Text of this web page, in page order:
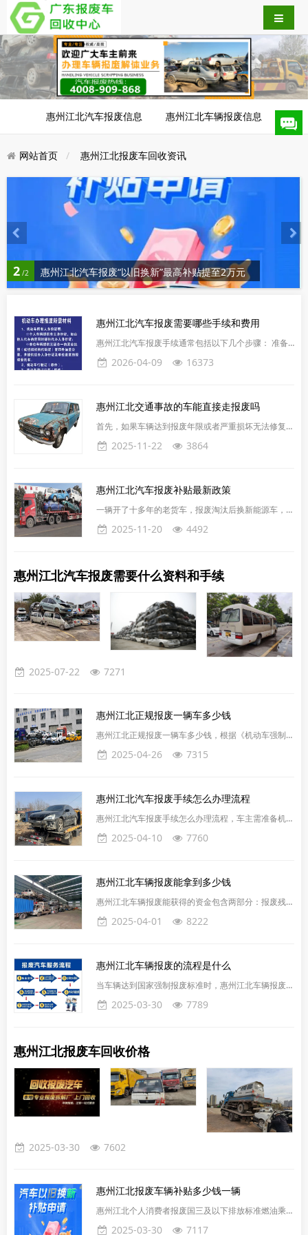
惠州江北汽车报废信息 惠州江北车辆报废信息
网站首页 惠州江北报废车回收资讯
2/2 惠州江北汽车报废“以旧换新”最高补贴提至2万元
惠州江北汽车报废需要哪些手续和费用
惠州江北汽车报废手续通常包括以下几个步骤： 准备
必要的文件。车主需要准备个人身份证复印件（公司车
营业执照复印件、委托书盖公章）、机动车登记证书
车，当场结算报废车款 平台将车辆拖至报废公司拆解
报废公司拆解上传公安系统审核 出具报废回收证明、
注销证明 邮寄或发电子档给车主 报废完成
2026-04-09 16373
惠州江北交通事故的车能直接走报废吗
首先，如果车辆达到报废年限或者严重损坏无法修复，
确实需要进行报废处理。然而，报废流程并非简单地将
车辆废弃，而是需要遵循一定的程序和规定。在报废
次，即使车辆在交通事故中受损严重，也不能直接进行
报废。车主需要先与保险公司或相关责任方协商处理事
故损失，然后根据实际情况决定是否报废。如果车辆可
以修复并继续使用，
2025-11-22 3864
惠州江北汽车报废补贴最新政策
一辆开了十多年的老货车，报废淘汰后换新能源车，竟
然能拿到14万元补贴。这个数字让不少惠州江北车主
直呼意外，甚至有人怀疑是不是看错了小数点。但这就
运输公司。只要你的货车是国三或国四标准，在2025
源货车，就能拿到补贴。淘汰补贴是指只把旧货车报废
或出口，不买
2025-11-20 4492
惠州江北汽车报废需要什么资料和手续
2025-07-22 7271
惠州江北正规报废一辆车多少钱
惠州江北正规报废一辆车多少钱，根据《机动车强制报
废标准规定》，正规报废一辆车的价格在2000-4000元
不等，具体价格取决于车型和重量。家用5座轿车没有
汽车的强制性年限为12年。此外，车辆的重量也是影
响价格的一个重要因素。重量超过一吨的废车，其价格
通常在1800至3000元之间，然而这个价格会根据车况
和当
2025-04-26 7315
​惠州江北汽车报废手续怎么办理流程
惠州江北汽车报废手续怎么办理流程，车主需准备机动
车行驶证、机动车登记证书、车主身份证明（身份证或
公司营业执照）等材料。直接预约报废公司上门办理即
提供一站式服务，包括预约报废、领取文件、指标更
新、车牌保留。2.‌拖车服务‌：提供省内拖车服务，确保
车辆能够顺利运送到回收站‌。3.‌解体手续办理‌：协助办
理报废汽
2025-04-10 7760
惠州江北车辆报废能拿到多少钱
惠州江北车辆报废能获得的资金包含两部分：‌报废残值
回收‌和‌国家补贴‌，具体金额需根据车型、重量及购车类
型综合计算：‌一、车辆残值回收标准（本地回收）‌小型
二、国家报废更新补贴（需购新车）根据2025年最新
政策，符合以下条件可申请：‌报废购买新能源乘用车‌：
报废
2025-04-01 8222
惠州江北车辆报废的流程是什么
当车辆达到国家强制报废标准时，惠州江北车辆报废流
程如下：车主需携带相关证件前往解体厂，并获得汽车
报废通知。随后，车辆需被送至正规的拆解厂进行拍
的补贴。以上均可由公司代办，您只需提供资料签名即
申请报废条件的车辆所有人需提出报废申请。接着，车
主需携带相关证件资料，
2025-03-30 7789
惠州江北报废车回收价格
2025-03-30 7602
惠州江北报废车辆补贴多少钱一辆
惠州江北个人消费者报废国三及以下排放标准燃油乘用
车或2018年4月30日（含当日）前注册登记的新能源
2025-03-30 7117